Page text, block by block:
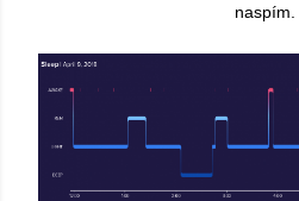
naspím.